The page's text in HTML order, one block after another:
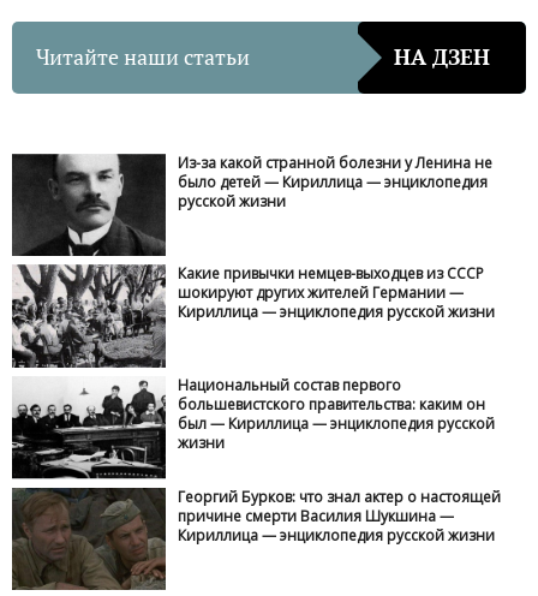
Читайте наши статьи НА ДЗЕН
Из-за какой странной болезни у Ленина не
было детей — Кириллица — энциклопедия
русской жизни
Какие привычки немцев-выходцев из СССР
шокируют других жителей Германии —
Кириллица — энциклопедия русской жизни
Национальный состав первого
большевистского правительства: каким он
был — Кириллица — энциклопедия русской
жизни
Георгий Бурков: что знал актер о настоящей
причине смерти Василия Шукшина —
Кириллица — энциклопедия русской жизни